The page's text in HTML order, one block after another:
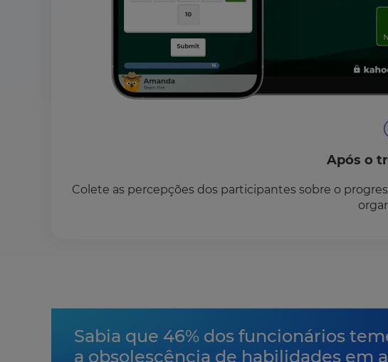
Após o
Colete as percepções dos participantes sobre o
Sabia que 46% dos funcionários
a obsolescência de habilidades em